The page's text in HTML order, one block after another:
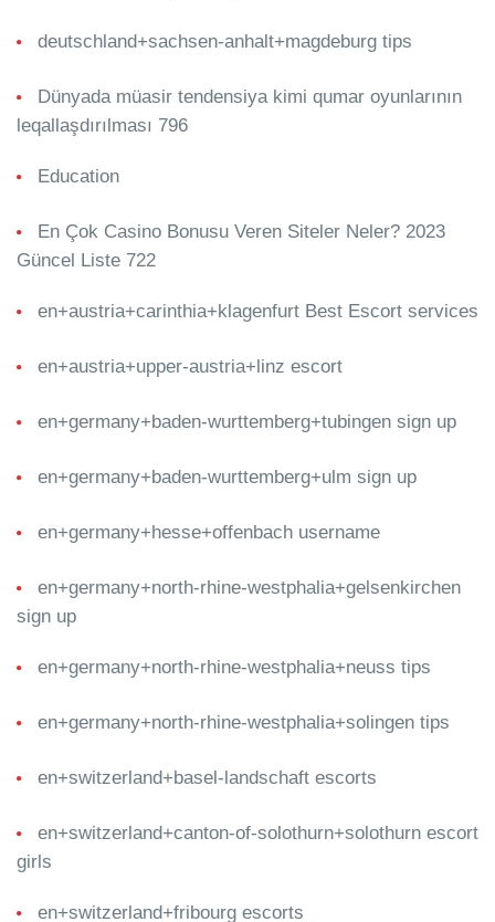
deutschland+sachsen-anhalt+magdeburg tips
Dünyada müasir tendensiya kimi qumar oyunlarının
leqallaşdırılması 796
Education
En Çok Casino Bonusu Veren Siteler Neler? 2023
Güncel Liste 722
en+austria+carinthia+klagenfurt Best Escort services
en+austria+upper-austria+linz escort
en+germany+baden-wurttemberg+tubingen sign up
en+germany+baden-wurttemberg+ulm sign up
en+germany+hesse+offenbach username
en+germany+north-rhine-westphalia+gelsenkirchen
sign up
en+germany+north-rhine-westphalia+neuss tips
en+germany+north-rhine-westphalia+solingen tips
en+switzerland+basel-landschaft escorts
en+switzerland+canton-of-solothurn+solothurn escort
girls
en+switzerland+fribourg escorts